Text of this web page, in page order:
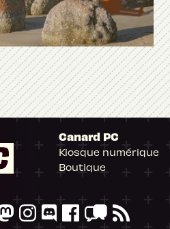
Canard PC
Kiosque numérique
Boutique